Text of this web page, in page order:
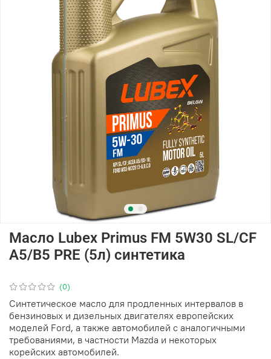
(0)
Масло Lubex Primus FM 5W30 SL/CF
A5/B5 PRE (5л) синтетика
Синтетическое масло для продленных интервалов в
бензиновых и дизельных двигателях европейских
моделей Ford, а также автомобилей с аналогичными
требованиями, в частности Mazda и некоторых
корейских автомобилей.